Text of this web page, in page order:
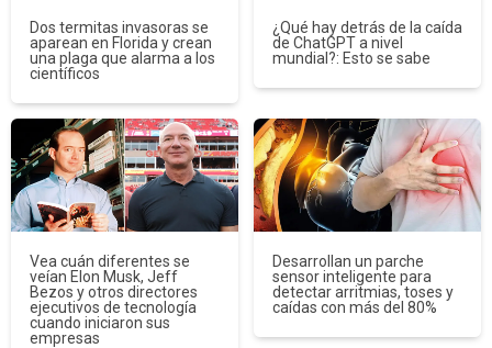
Dos termitas invasoras se
aparean en Florida y crean
una plaga que alarma a los
científicos
¿Qué hay detrás de la caída
de ChatGPT a nivel
mundial?: Esto se sabe
Vea cuán diferentes se
veían Elon Musk, Jeff
Bezos y otros directores
ejecutivos de tecnología
cuando iniciaron sus
empresas
Desarrollan un parche
sensor inteligente para
detectar arritmias, toses y
caídas con más del 80%